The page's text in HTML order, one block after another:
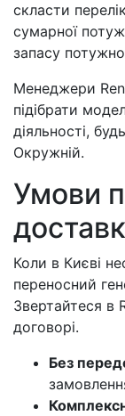
скласти
сумарної
запасу
Менеджери
підібрати
діяльності,
Окружній.
Умови
Коли в Києві
переносний
Звертайтеся в
договорі.
Без